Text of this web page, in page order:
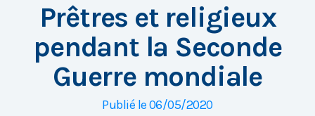
Prêtres et religieux
pendant la Seconde
Guerre mondiale
Publié le 06/05/2020